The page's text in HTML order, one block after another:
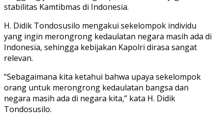
stabilitas Kamtibmas di Indonesia.
H. Didik Tondosusilo mengakui sekelompok individu
yang ingin merongrong kedaulatan negara masih ada di
Indonesia, sehingga kebijakan Kapolri dirasa sangat
relevan.
“Sebagaimana kita ketahui bahwa upaya sekelompok
orang untuk merongrong kedaulatan bangsa dan
negara masih ada di negara kita,” kata H. Didik
Tondosusilo.